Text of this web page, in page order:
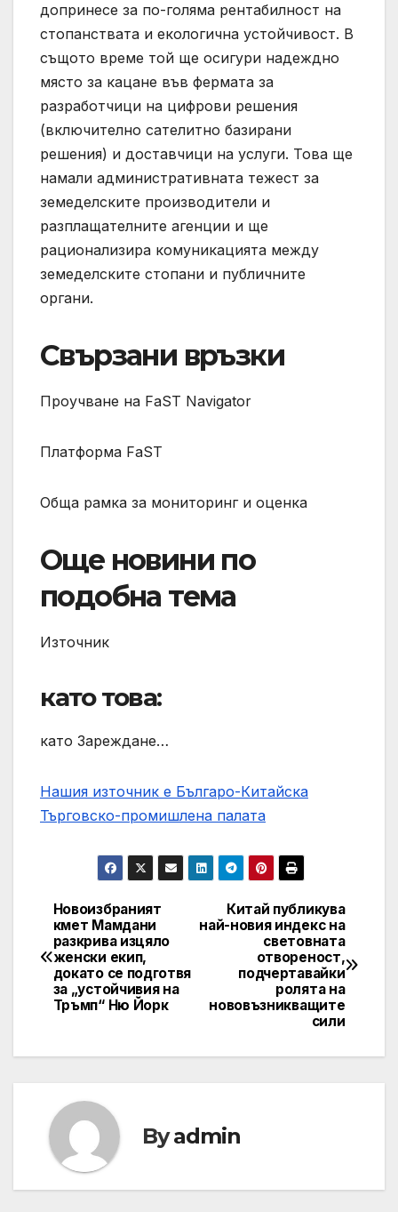
допринесе за по-голяма рентабилност на
стопанствата и екологична устойчивост. В
същото време той ще осигури надеждно
място за кацане във фермата за
разработчици на цифрови решения
(включително сателитно базирани
решения) и доставчици на услуги. Това ще
намали административната тежест за
земеделските производители и
разплащателните агенции и ще
рационализира комуникацията между
земеделските стопани и публичните
органи.
Свързани връзки
Проучване на FaST Navigator
Платформа FaST
Обща рамка за мониторинг и оценка
Още новини по
подобна тема
Източник
като това:
като Зареждане…
Нашия източник е Българо-Китайска
Търговско-промишлена палaта
Post
navigation
Китай публикува
най-новия индекс на
световната
отвореност,
подчертавайки
ролята на
нововъзникващите
сили
Новоизбраният
кмет Мамдани
разкрива изцяло
женски екип,
докато се подготвя
за „устойчивия на
Тръмп“ Ню Йорк
Byadmin